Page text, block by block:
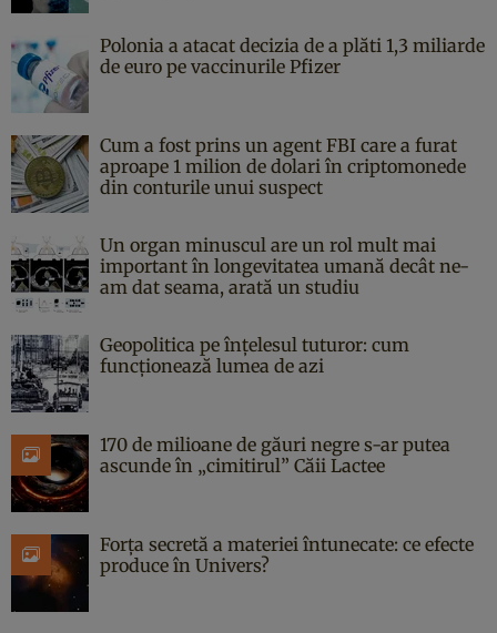
Polonia a atacat decizia de a plăti 1,3 miliarde
de euro pe vaccinurile Pfizer
Cum a fost prins un agent FBI care a furat
aproape 1 milion de dolari în criptomonede
din conturile unui suspect
Un organ minuscul are un rol mult mai
important în longevitatea umană decât ne-
am dat seama, arată un studiu
Geopolitica pe înțelesul tuturor: cum
funcționează lumea de azi
170 de milioane de găuri negre s-ar putea
ascunde în „cimitirul” Căii Lactee
Forța secretă a materiei întunecate: ce efecte
produce în Univers?